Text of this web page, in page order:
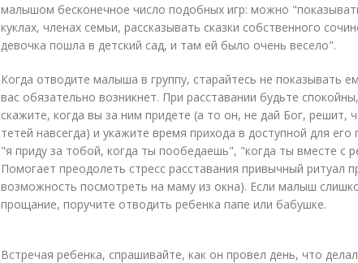
малышом бесконечное число подобных игр: можно
куклах, членах семьи, рассказывать сказки собственного
девочка пошла в детский сад, и там ей было очень весело".
Когда отводите малыша в группу, старайтесь не показывать
вас обязательно возникнет. При расставании будьте
скажите, когда вы за ним придете (а то он, не дай Бог, решит,
тетей навсегда) и укажите время прихода в доступной для
"я приду за тобой, когда ты пообедаешь", "когда ты вместе с
Помогает преодолеть стресс расставания привычный ритуал
возможность посмотреть на маму из окна). Если малыш
прощание, поручите отводить ребенка папе или бабушке.
Встречая ребенка, спрашивайте, как он провел день, что